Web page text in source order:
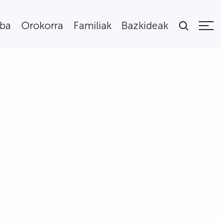
Orokorra Familiak Bazkideak